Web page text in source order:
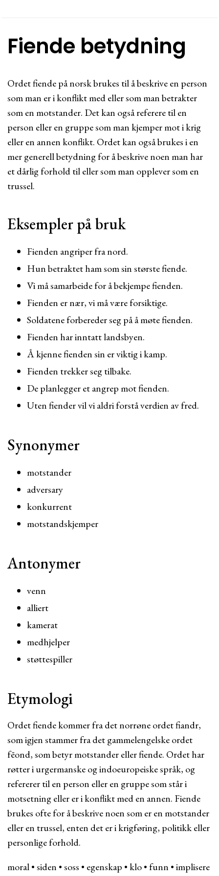
Fiende betydning
Ordet fiende på norsk brukes til å beskrive en person
som man er i konflikt med eller som man betrakter
som en motstander. Det kan også referere til en
person eller en gruppe som man kjemper mot i krig
eller en annen konflikt. Ordet kan også brukes i en
mer generell betydning for å beskrive noen man har
et dårlig forhold til eller som man opplever som en
trussel.
Eksempler på bruk
Fienden angriper fra nord.
Hun betraktet ham som sin største fiende.
Vi må samarbeide for å bekjempe fienden.
Fienden er nær, vi må være forsiktige.
Soldatene forbereder seg på å møte fienden.
Fienden har inntatt landsbyen.
Å kjenne fienden sin er viktig i kamp.
Fienden trekker seg tilbake.
De planlegger et angrep mot fienden.
Uten fiender vil vi aldri forstå verdien av fred.
Synonymer
motstander
adversary
konkurrent
motstandskjemper
Antonymer
venn
alliert
kamerat
medhjelper
støttespiller
Etymologi
Ordet fiende kommer fra det norrøne ordet fiandr,
som igjen stammer fra det gammelengelske ordet
fēond, som betyr motstander eller fiende. Ordet har
røtter i urgermanske og indoeuropeiske språk, og
refererer til en person eller en gruppe som står i
motsetning eller er i konflikt med en annen. Fiende
brukes ofte for å beskrive noen som er en motstander
eller en trussel, enten det er i krigføring, politikk eller
personlige forhold.
moral•siden •soss • egenskap •klo•funn •implisere